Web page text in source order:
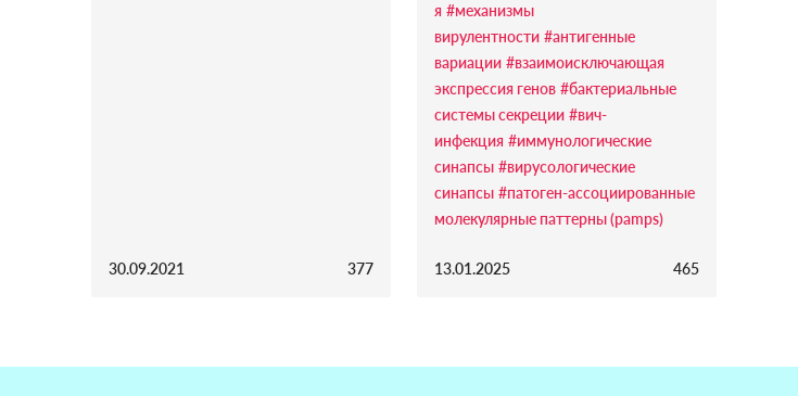
30.09.2021 377
я #механизмы
вирулентности #антигенные
вариации #взаимоисключающая
экспрессия генов #бактериальные
системы секреции #вич-
инфекция #иммунологические
синапсы #вирусологические
синапсы #патоген-ассоциированные
молекулярные паттерны (pamps)
13.01.2025 465